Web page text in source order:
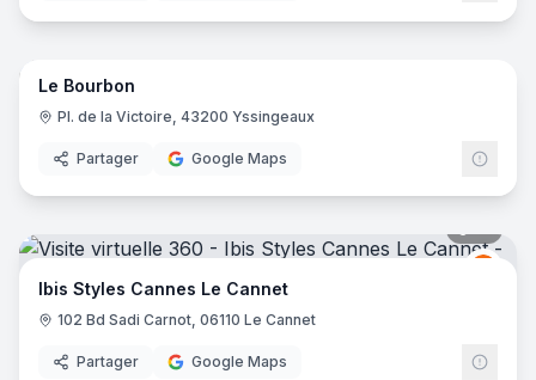
16
Le Bourbon
Pl. de la Victoire, 43200 Yssingeaux
Partager Google Maps
Ibis
Ibis Styles Cannes Le Cannet
102 Bd Sadi Carnot, 06110 Le Cannet
Partager Google Maps